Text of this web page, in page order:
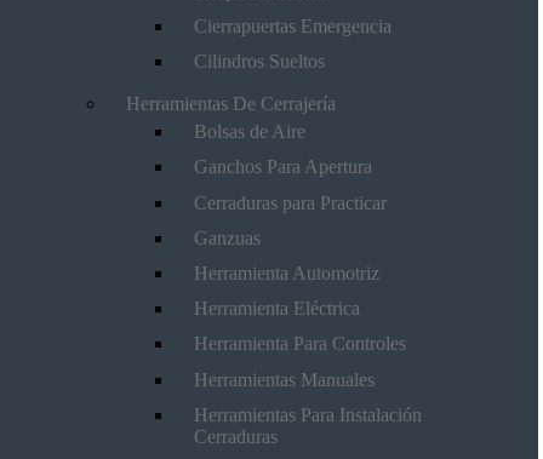
Cierrapuertas Emergencia
Cilindros Sueltos
Herramientas De Cerrajería
Bolsas de Aire
Ganchos Para Apertura
Cerraduras para Practicar
Ganzuas
Herramienta Automotriz
Herramienta Eléctrica
Herramienta Para Controles
Herramientas Manuales
Herramientas Para Instalación
Cerraduras